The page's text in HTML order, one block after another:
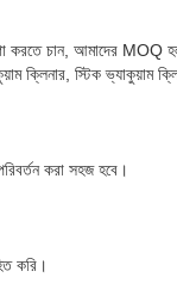
চান, আমাদের MOQ
ক্লিনার, স্টিক ভ্যাকুয়াম
করা সহজ হবে।
করি।